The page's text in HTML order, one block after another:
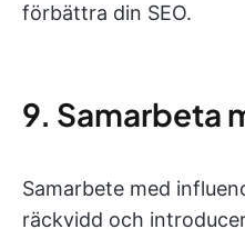
förbättra din SEO.
9. Samarbeta
Samarbete med
räckvidd och